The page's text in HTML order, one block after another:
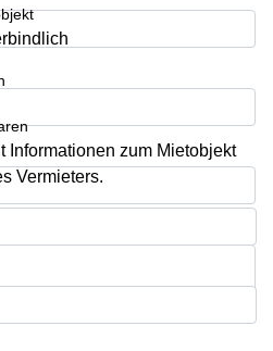
Informationen zum Mietobjekt
Vermieters.